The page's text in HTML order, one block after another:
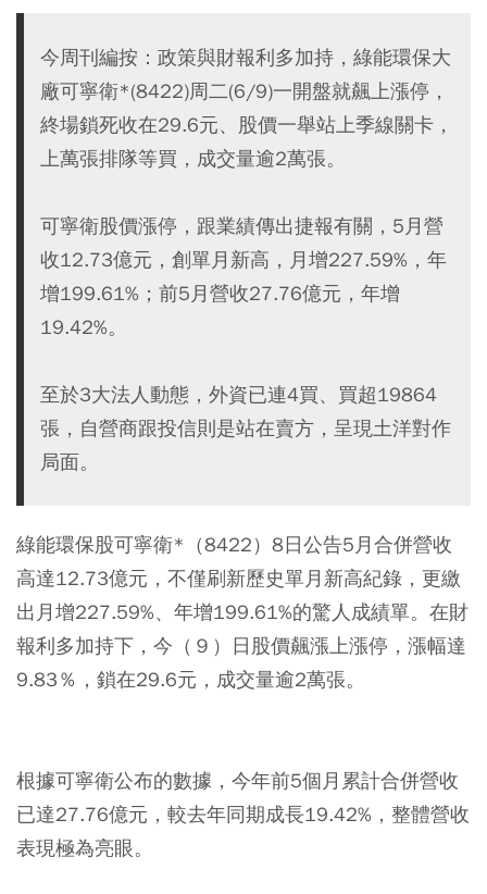
今周刊編按：政策與財報利多加持，綠能環保大
廠可寧衛*(8422)周二(6/9)一開盤就飆上漲停，
終場鎖死收在29.6元、股價一舉站上季線關卡，
上萬張排隊等買，成交量逾2萬張。
可寧衛股價漲停，跟業績傳出捷報有關，5月營
收12.73億元，創單月新高，月增227.59%，年
增199.61%；前5月營收27.76億元，年增
19.42%。
至於3大法人動態，外資已連4買、買超19864
張，自營商跟投信則是站在賣方，呈現土洋對作
局面。
綠能環保股可寧衛*（8422）8日公告5月合併營收
高達12.73億元，不僅刷新歷史單月新高紀錄，更繳
出月增227.59%、年增199.61%的驚人成績單。在財
報利多加持下，今（９）日股價飆漲上漲停，漲幅達
9.83％，鎖在29.6元，成交量逾2萬張。
根據可寧衛公布的數據，今年前5個月累計合併營收
已達27.76億元，較去年同期成長19.42%，整體營收
表現極為亮眼。